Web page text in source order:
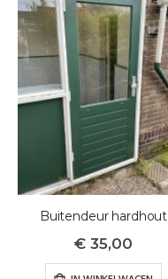
Buitendeur hardhout
€ 35,00